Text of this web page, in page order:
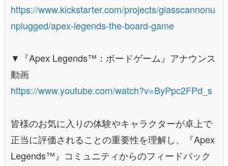
https://www.kickstarter.com/projects/glasscannonu
nplugged/apex-legends-the-board-game
▼『Apex Legends™：ボードゲーム』アナウンス
動画
https://www.youtube.com/watch?v=ByPpc2FPd_s
皆様のお気に入りの体験やキャラクターが卓上で
正当に評価されることの重要性を理解し、『Apex
Legends™』コミュニティからのフィードバック